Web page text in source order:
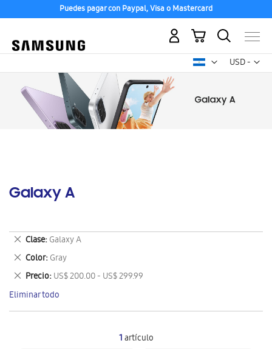
Puedes pagar con Paypal, Visa o Mastercard
USD -
dólar
Mi carrito
Galaxy A
1artículo
Clase Galaxy A
Eliminar
este
artículo
Color Gray
Eliminar
este
artículo
Precio US$ 200.00 - US$ 299.99
Eliminar
este
artículo
Eliminar todo